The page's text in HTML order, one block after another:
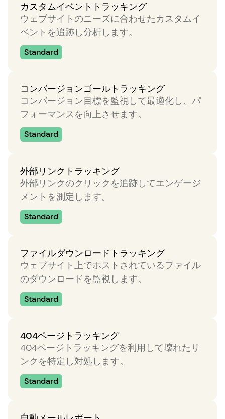
カスタムイベントトラッキング
ウェブサイトのニーズに合わせたカスタムイ
ベントを追跡し分析します。
Standard
コンバージョンゴールトラッキング
コンバージョン目標を監視して最適化し、パ
フォーマンスを向上させます。
Standard
外部リンクトラッキング
外部リンクのクリックを追跡してエンゲージ
メントを測定します。
Standard
ファイルダウンロードトラッキング
ウェブサイト上でホストされているファイル
のダウンロードを監視します。
Standard
404ページトラッキング
404ページトラッキングを利用して壊れたリ
ンクを特定し対処します。
Standard